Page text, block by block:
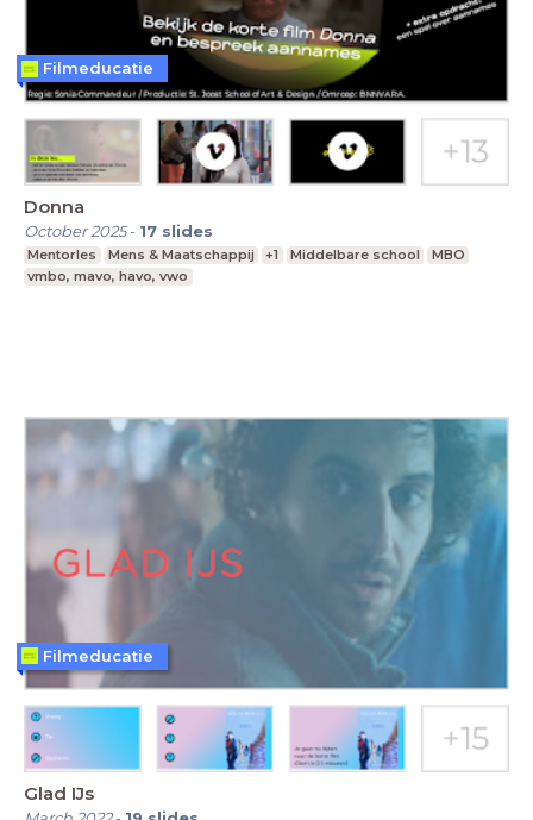
Donna
October 2025- 17 slides
Mentorles Mens & Maatschappij +1 Middelbare school
MBO
vmbo, mavo, havo, vwo
Filmeducatie
Glad IJs
Filmeducatie